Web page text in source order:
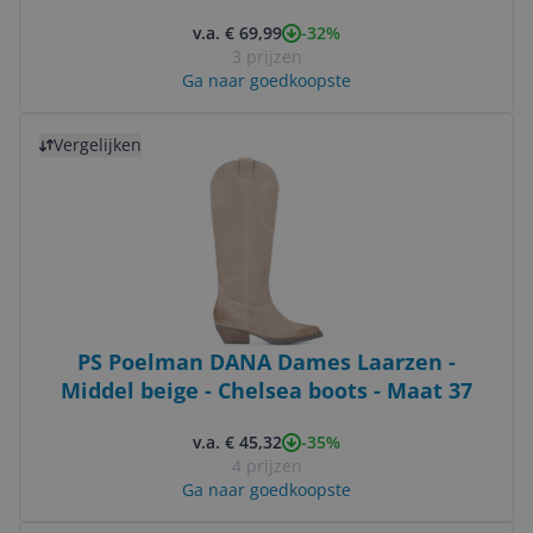
v.a. € 69,99
-32%
3 prijzen
Ga naar goedkoopste
Vergelijken
PS Poelman DANA Dames Laarzen -
Middel beige - Chelsea boots - Maat 37
v.a. € 45,32
-35%
4 prijzen
Ga naar goedkoopste